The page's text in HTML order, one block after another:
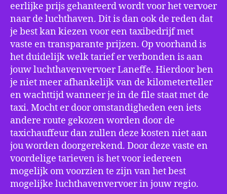
eerlijke prijs gehanteerd wordt voor het vervoer
naar de luchthaven. Dit is dan ook de reden dat
je best kan kiezen voor een taxibedrijf met
vaste en transparante prijzen. Op voorhand is
het duidelijk welk tarief er verbonden is aan
jouw luchthavenvervoer Laneffe. Hierdoor ben
je niet meer afhankelijk van de kilometerteller
en wachttijd wanneer je in de file staat met de
taxi. Mocht er door omstandigheden een iets
andere route gekozen worden door de
taxichauffeur dan zullen deze kosten niet aan
jou worden doorgerekend. Door deze vaste en
voordelige tarieven is het voor iedereen
mogelijk om voorzien te zijn van het best
mogelijke luchthavenvervoer in jouw regio.